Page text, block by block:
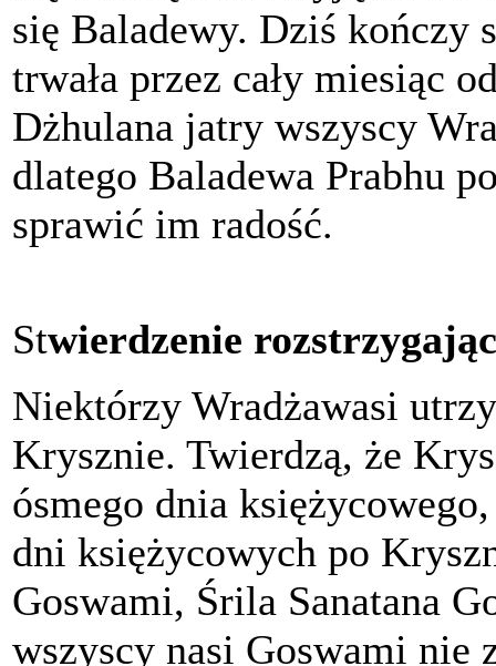
się Baladewy. Dziś kończy
trwała przez cały miesiąc
Dżhulana jatry wszyscy
dlatego Baladewa Prabhu
sprawić im radość.
Stwierdzenie
Niektórzy Wradżawasi
Krysznie. Twierdzą, że
ósmego dnia
dni księżycowych po
Goswami, Śrila Sanatana
wszyscy nasi Goswami nie